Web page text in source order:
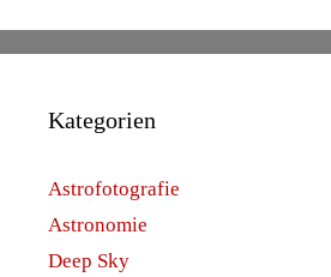
Kategorien
Astrofotografie
Astronomie
Deep Sky